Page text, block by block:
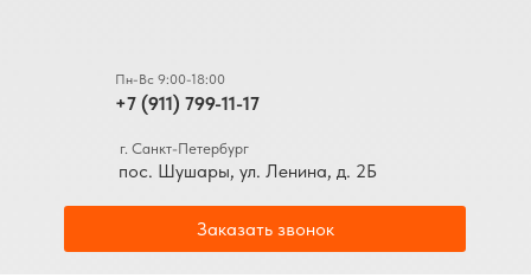
+7 (911) 799-11-17
Пн-Вс 9:00-18:00
Заказать звонок
пос. Шушары, ул. Ленина, д. 2Б
г. Санкт-Петербург